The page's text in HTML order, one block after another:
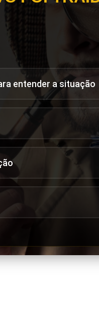
entender a situação